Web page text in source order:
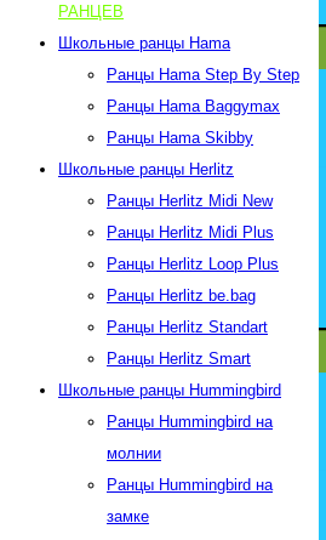
РАНЦЕВ
Школьные ранцы Hama
Ранцы Hama Step By Step
Ранцы Hama Baggymax
Ранцы Hama Skibby
Школьные ранцы Herlitz
Ранцы Herlitz Midi New
Ранцы Herlitz Midi Plus
Ранцы Herlitz Loop Plus
Ранцы Herlitz be.bag
Ранцы Herlitz Standart
Ранцы Herlitz Smart
Школьные ранцы Hummingbird
Ранцы Hummingbird на
молнии
Ранцы Hummingbird на
замке